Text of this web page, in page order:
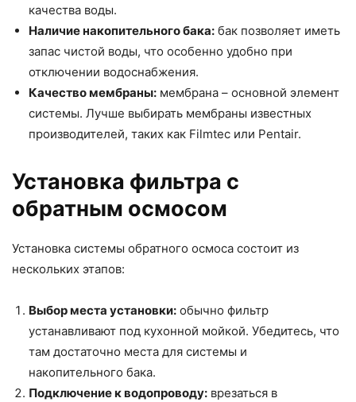
качества воды.
Наличие накопительного бака: бак позволяет иметь
запас чистой воды, что особенно удобно при
отключении водоснабжения.
Качество мембраны: мембрана – основной элемент
системы. Лучше выбирать мембраны известных
производителей, таких как Filmtec или Pentair.
Установка фильтра с
обратным осмосом
Установка системы обратного осмоса состоит из
нескольких этапов:
Выбор места установки: обычно фильтр
устанавливают под кухонной мойкой. Убедитесь, что
там достаточно места для системы и
накопительного бака.
Подключение к водопроводу: врезаться в